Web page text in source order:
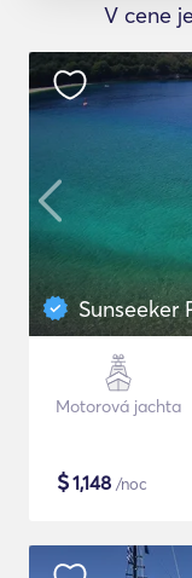
V cene
Sunseeker
Motorová jachta
$1,148 /noc